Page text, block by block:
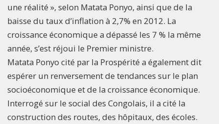
une réalité », selon Matata Ponyo, ainsi que de la
baisse du taux d’inflation à 2,7% en 2012. La
croissance économique a dépassé les 7 % la même
année, s’est réjoui le Premier ministre.
Matata Ponyo cité par la Prospérité a également dit
espérer un renversement de tendances sur le plan
socioéconomique et de la croissance économique.
Interrogé sur le social des Congolais, il a cité la
construction des routes, des hôpitaux, des écoles.